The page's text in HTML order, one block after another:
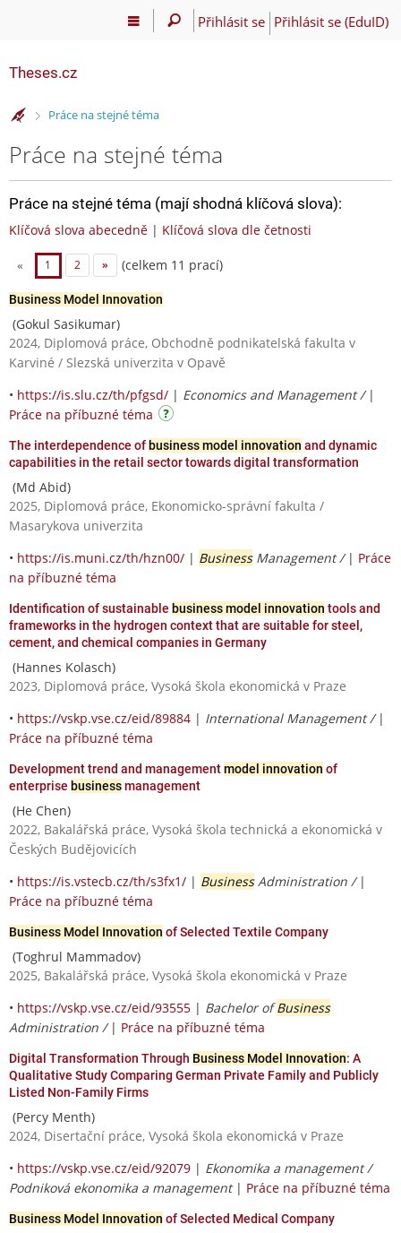
Přihlásit se Přihlásit se (EduID)
Theses.cz
>Práce na stejné téma
Práce na stejné téma
Práce na stejné téma (mají shodná klíčová slova):
Klíčová slova abecedně | Klíčová slova dle četnosti
« 1 2 » (celkem 11 prací)
Business Model Innovation
(Gokul Sasikumar)
2024, Diplomová práce, Obchodně podnikatelská fakulta v
Karviné / Slezská univerzita v Opavě
• https://is.slu.cz/th/pfgsd/ | Economics and Management / |
Práce na příbuzné téma
The interdependence of business model innovation and dynamic
capabilities in the retail sector towards digital transformation
(Md Abid)
2025, Diplomová práce, Ekonomicko-správní fakulta /
Masarykova univerzita
• https://is.muni.cz/th/hzn00/ | BusinessManagement / | Práce
na příbuzné téma
Identification of sustainable business model innovation tools and
frameworks in the hydrogen context that are suitable for steel,
cement, and chemical companies in Germany
(Hannes Kolasch)
2023, Diplomová práce, Vysoká škola ekonomická v Praze
• https://vskp.vse.cz/eid/89884 | International Management / |
Práce na příbuzné téma
Development trend and managementmodel innovation of
enterprise businessmanagement
(He Chen)
2022, Bakalářská práce, Vysoká škola technická a ekonomická v
Českých Budějovicích
• https://is.vstecb.cz/th/s3fx1/ | BusinessAdministration / |
Práce na příbuzné téma
Business Model Innovation of Selected Textile Company
(Toghrul Mammadov)
2025, Bakalářská práce, Vysoká škola ekonomická v Praze
• https://vskp.vse.cz/eid/93555 | Bachelor ofBusiness
Administration / | Práce na příbuzné téma
Digital Transformation Through Business Model Innovation: A
Qualitative Study Comparing German Private Family and Publicly
Listed Non-Family Firms
(Percy Menth)
2024, Disertační práce, Vysoká škola ekonomická v Praze
• https://vskp.vse.cz/eid/92079 | Ekonomika a management /
Podniková ekonomika a management| Práce na příbuzné téma
Business Model Innovation of Selected Medical Company